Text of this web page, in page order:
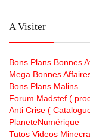
A Visiter
Bons Plans Bonnes
Mega Bonnes
Bons Plans Malins
Forum Madstef (
Anti Crise (
PlaneteNumérique
Tutos Videos